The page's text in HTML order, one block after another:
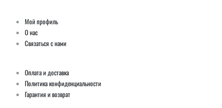
Мой профиль
О нас
Связаться с нами
Оплата и доставка
Политика конфиденциальности
Гарантия и возврат